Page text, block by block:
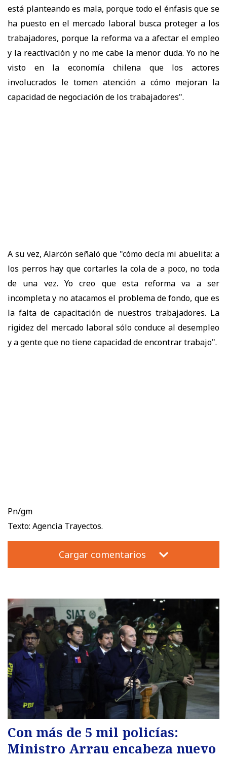
está planteando es mala, porque todo el énfasis que se
ha puesto en el mercado laboral busca proteger a los
trabajadores, porque la reforma va a afectar el empleo
y la reactivación y no me cabe la menor duda. Yo no he
visto en la economía chilena que los actores
involucrados le tomen atención a cómo mejoran la
capacidad de negociación de los trabajadores".
A su vez, Alarcón señaló que "cómo decía mi abuelita: a
los perros hay que cortarles la cola de a poco, no toda
de una vez. Yo creo que esta reforma va a ser
incompleta y no atacamos el problema de fondo, que es
la falta de capacitación de nuestros trabajadores. La
rigidez del mercado laboral sólo conduce al desempleo
y a gente que no tiene capacidad de encontrar trabajo".
Pn/gm
Texto: Agencia Trayectos.
Cargar comentarios
Con más de 5 mil policías:
Ministro Arrau encabeza nuevo